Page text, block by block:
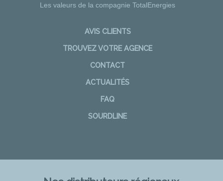
Les valeurs de la compagnie TotalEnergies
AVIS CLIENTS
TROUVEZ VOTRE AGENCE
CONTACT
ACTUALITÉS
FAQ
SOURDLINE